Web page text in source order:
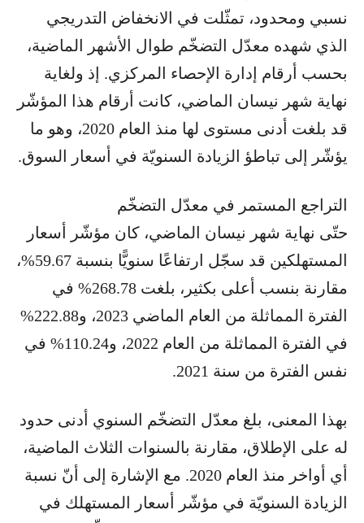
نسبي ومحدود، تمثّلت في الانخفاض التدريجي
الذي شهده معدّل التضخّم طوال الأشهر الماضية،
بحسب أرقام إدارة الإحصاء المركزي. إذ ولغاية
نهاية شهر نيسان الماضي، كانت أرقام هذا المؤشّر
قد بلغت أدنى مستوى لها منذ العام 2020، وهو ما
يؤشّر إلى تباطؤ الزيادة السنويّة في أسعار السوق.
التراجع المستمر في معدّل التضخّم
حتّى نهاية شهر نيسان الماضي، كان مؤشّر أسعار
المستهلكين قد سجّل ارتفاعًا سنويًّا بنسبة 59.67%،
مقارنة بنسب أعلى بكثير، بلغت 268.78% في
الفترة المماثلة من العام الماضي 2023، و222.88%
في الفترة المماثلة من العام 2022، و110.24% في
نفس الفترة من سنة 2021.
بهذا المعنى، بلغ معدّل التضخّم السنوي أدنى حدود
له على الإطلاق، مقارنة بالسنوات الثلاث الماضية،
أي أواخر منذ العام 2020. مع الإشارة إلى أنّ نسبة
الزيادة السنويّة في مؤشّر أسعار المستهلك في